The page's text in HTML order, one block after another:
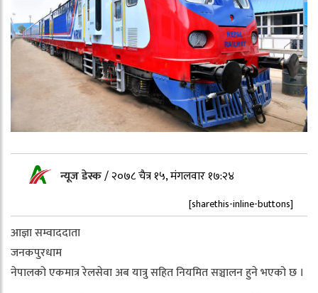
न्यूज डेस्क/२०७८ चैत्र १५, मंगलवार १७:२४
[sharethis-inline-buttons]
आज्ञा सम्वाददाता
जनकपुरधाम
नेपालको एकमात्र रेलसेवा अब यात्रु सहित नियमित सञ्चालन हुने भएको छ ।